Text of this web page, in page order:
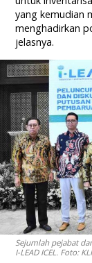
yang kemudian
menghadirkan
jelasnya.
Sejumlah pejabat
I-LEAD ICEL. Foto: